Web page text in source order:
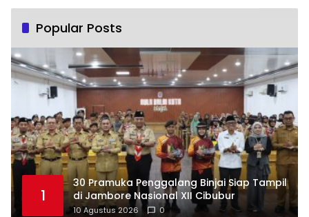
Popular Posts
1
30 Pramuka Penggalang Binjai Siap Tampil
di Jambore Nasional XII Cibubur
10 Agustus 2026 0